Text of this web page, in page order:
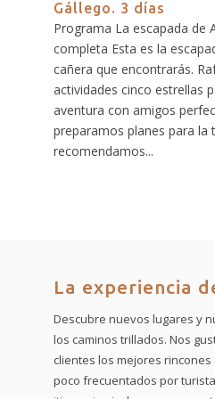
Gállego. 3 días
Programa La escapada de
completa Esta es la
cañera que encontrarás.
actividades cinco estrellas
aventura con amigos
preparamos planes para la
recomendamos...
La experiencia
Descubre nuevos lugares y
los caminos trillados. Nos
clientes los mejores rincones
poco frecuentados por